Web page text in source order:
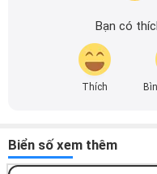
Bạn có
Thích
Biển số xem thêm